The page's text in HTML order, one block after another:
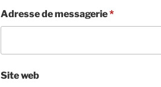
Adresse de messagerie*
Site web